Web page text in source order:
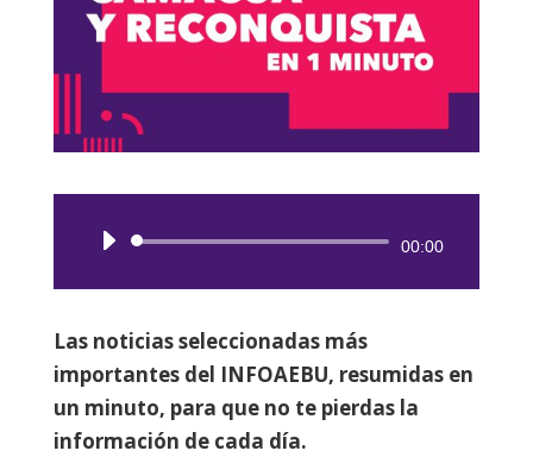
Reproductor
00:00
Las noticias seleccionadas más
importantes del INFOAEBU, resumidas en
un minuto, para que no te pierdas la
información de cada día.